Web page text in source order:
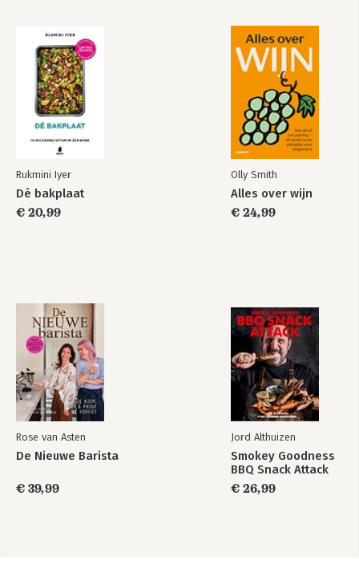
Rukmini Iyer
Dé bakplaat
€ 20,99
Olly Smith
Alles over wijn
€ 24,99
Rose van Asten
De Nieuwe Barista
€ 39,99
Jord Althuizen
Smokey Goodness
BBQ Snack Attack
€ 26,99